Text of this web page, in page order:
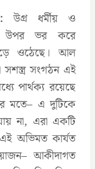
উগ্র ধর্মীয় ও
উপর ভর করে
ওঠেছে। আল
সংগঠন এই
পার্থক্য রয়েছে
মতে– এ দুটিকে
না, এরা একটি
এই অভিমত কার্যত
আকীদাগত